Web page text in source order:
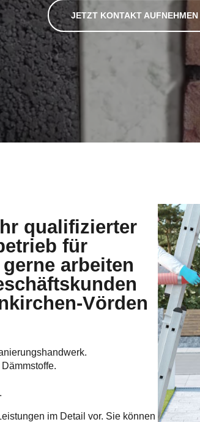
JETZT KONTAKT AUFNEHMEN
qualifizierter
für
arbeiten
Vörden
im Detail vor. Sie können